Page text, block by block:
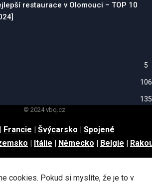
restaurace v Olomouci – TOP 10
5
106
135
© 2024 vbq.cz
Francie Švýcarsko
Spojené
Itálie Německo Belgie
cookies. Pokud si myslíte, že je to v